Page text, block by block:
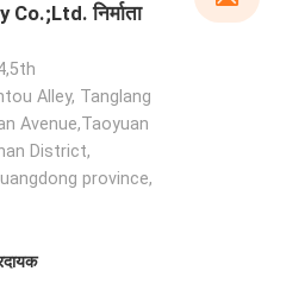
निर्माता
Alley, Tanglang
Avenue,Taoyuan
District,
province,